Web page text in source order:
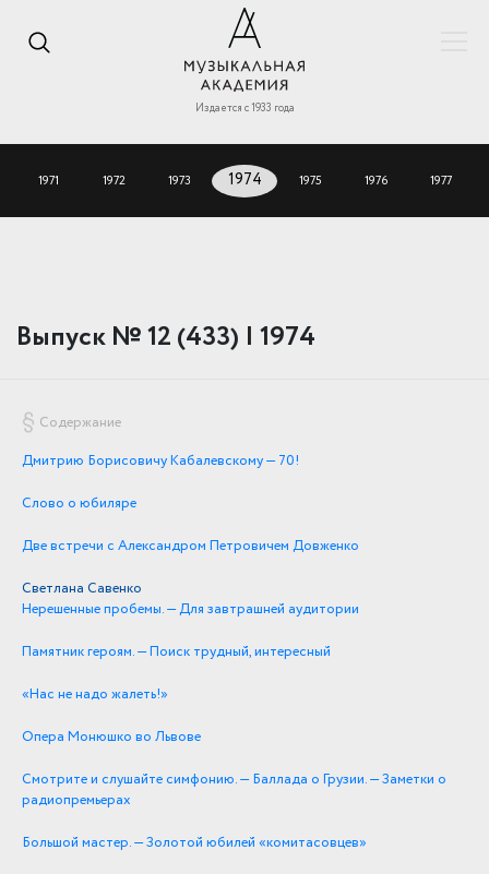
Издается с 1933 года
1971 1972 1973 1974 1975 1976 1977
Выпуск № 12 (433) | 1974
Содержание
Дмитрию Борисовичу Кабалевскому — 70!
Слово о юбиляре
Две встречи с Александром Петровичем Довженко
Светлана Савенко
Нерешенные пробемы. — Для завтрашней аудитории
Памятник героям. — Поиск трудный, интересный
«Нас не надо жалеть!»
Опера Монюшко во Львове
Смотрите и слушайте симфонию. — Баллада о Грузии. — Заметки о
радиопремьерах
Большой мастер. — Золотой юбилей «комитасовцев»